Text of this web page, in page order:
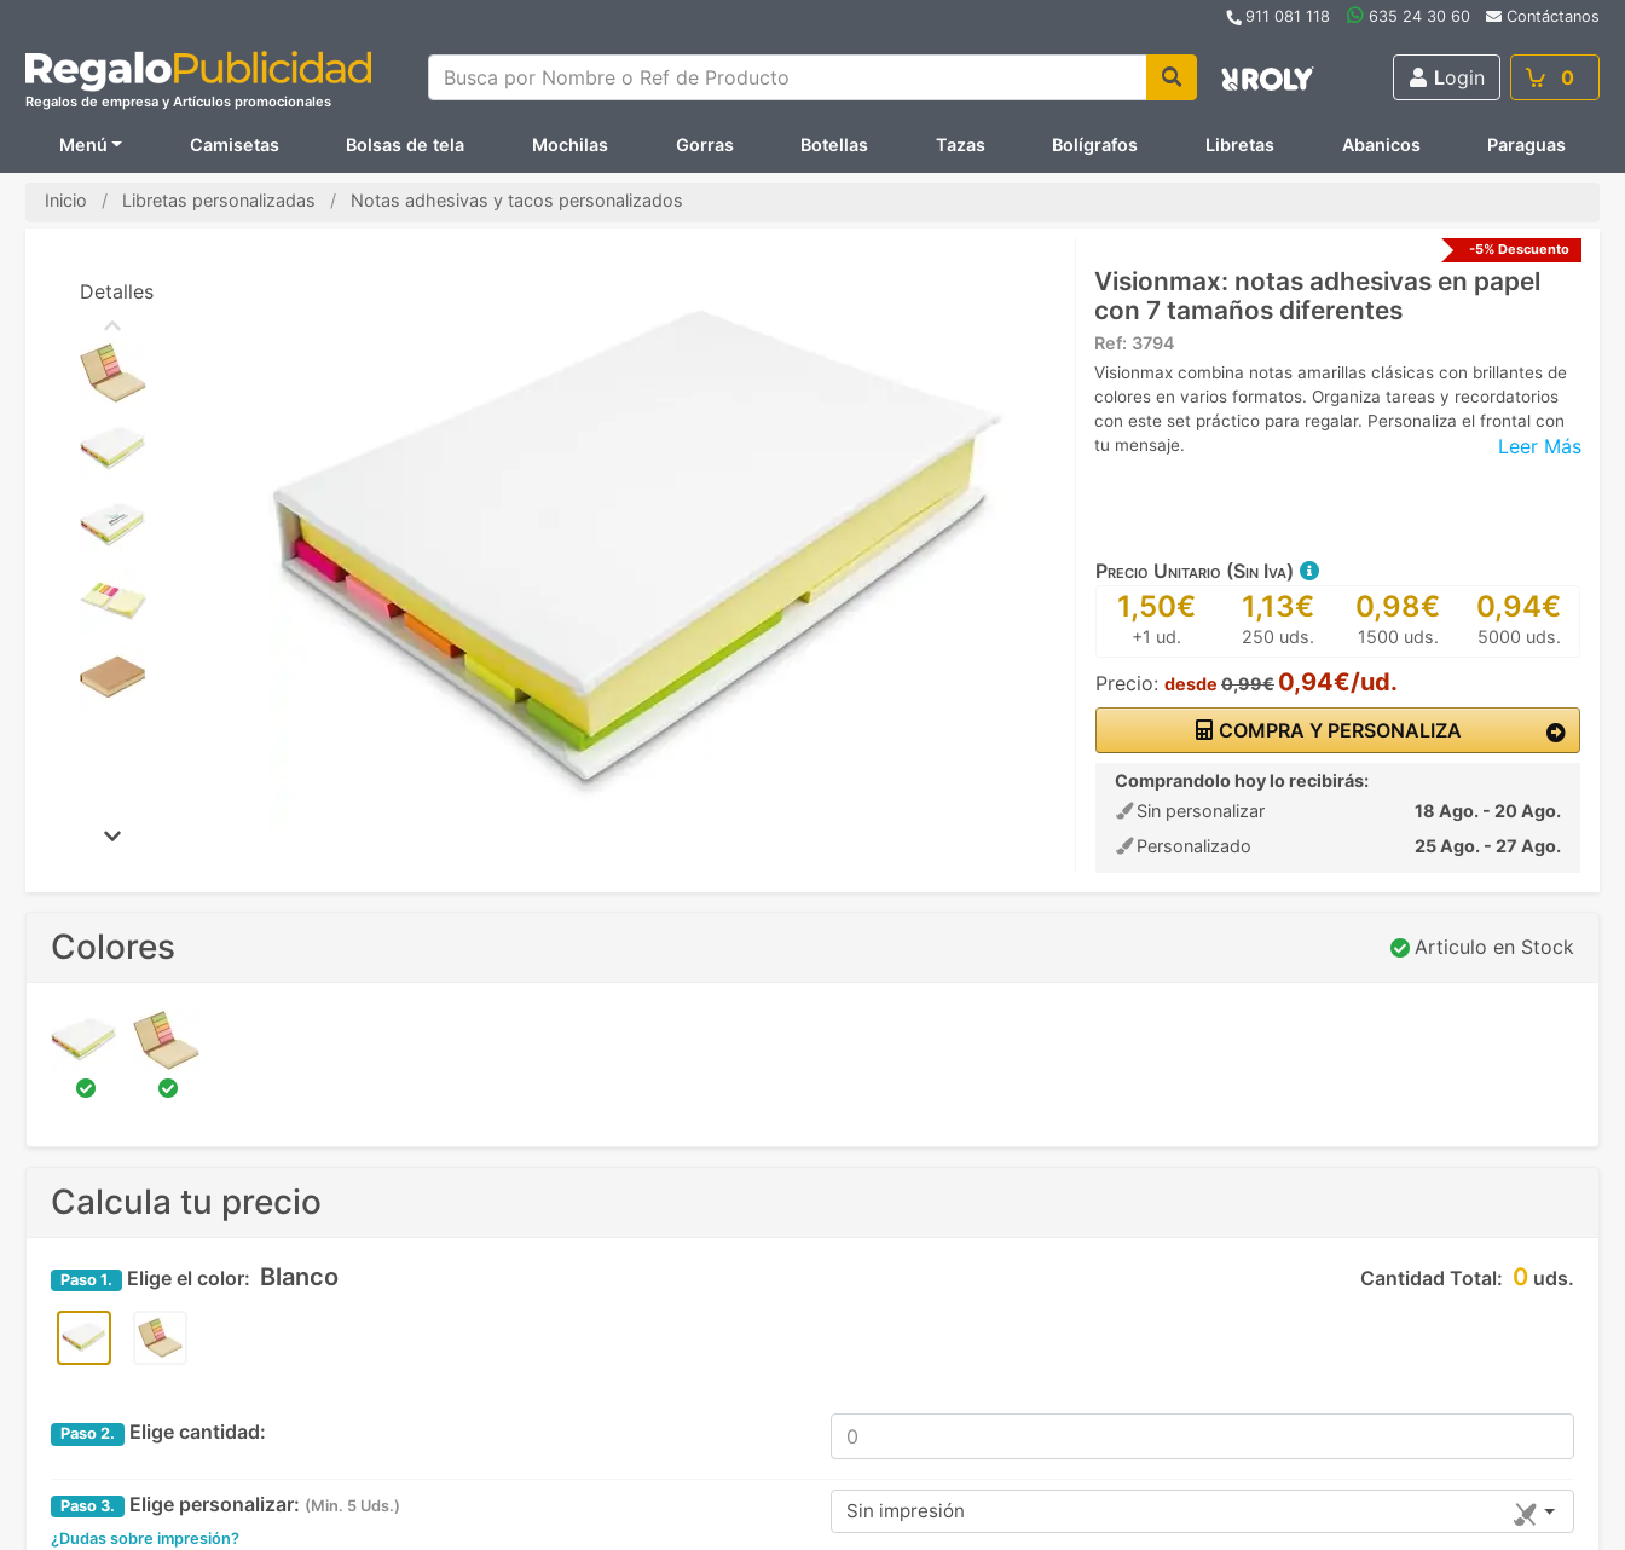
911 081 118 635 24 30 60 Contáctanos
Regalos de empresa y Artículos promocionales
Busca por Nombre o Ref de Producto Login 0
Menú Camisetas Bolsas de tela Mochilas Gorras Botellas Tazas Bolígrafos Libretas Abanicos Paraguas
Inicio Libretas personalizadas Notas adhesivas y tacos personalizados
-5% Descuento
Visionmax: notas adhesivas en papel
con 7 tamaños diferentes
Ref: 3794
Leer Más
Visionmax combina notas amarillas clásicas con brillantes de
colores en varios formatos. Organiza tareas y recordatorios
con este set práctico para regalar. Personaliza el frontal con
tu mensaje.
Precio Unitario (Sin Iva)
1,50€
+1 ud.
1,13€
250 uds.
0,98€
1500 uds.
0,94€
5000 uds.
Precio: desde 0,99€ 0,94€/ud.
COMPRA Y PERSONALIZA
Comprandolo hoy lo recibirás:
Sin personalizar
18 Ago. - 20 Ago.
Personalizado
25 Ago. - 27 Ago.
Detalles
Colores Articulo en Stock
Calcula tu precio
Cantidad Total: 0 uds.
Paso 1. Elige el color: Blanco
Paso 2. Elige cantidad:
Paso 3. Elige personalizar: (Min. 5 Uds.)
¿Dudas sobre impresión?
Sin impresión